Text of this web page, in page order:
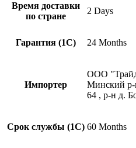
Время доставки
по стране
2 Days
Гарантия (1С) 24 Months
Импортер
ООО
Минский р-
64 , р-н д.
Срок службы (1С) 60 Months